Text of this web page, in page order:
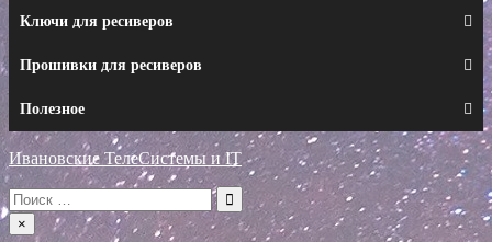
Ключи для ресиверов
Прошивки для ресиверов
Полезное
Ивановские ТелеСистемы и IT
Искать:
×